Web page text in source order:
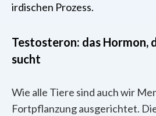
irdischen Prozess.
Testosteron: das Hormon,
sucht
Wie alle Tiere sind auch wir
Fortpflanzung ausgerichtet.